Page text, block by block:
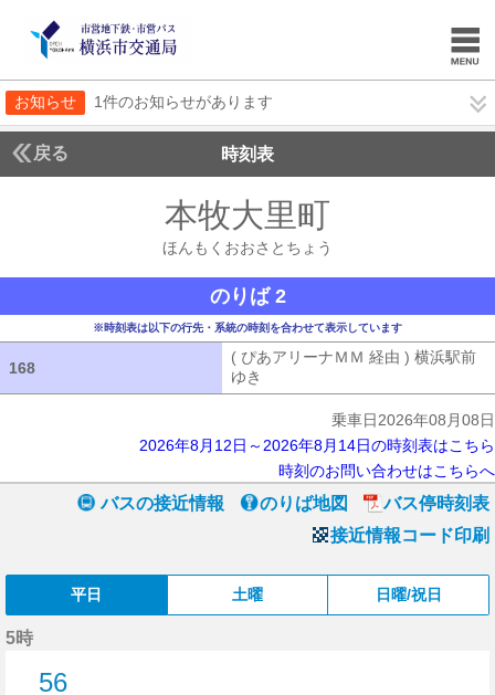
お知らせ 1件のお知らせがあります
戻る 時刻表
本牧大里町
ほんもくおおさとちょう
のりば 2
※時刻表は以下の行先・系統の時刻を合わせて表示しています
168
( ぴあアリーナＭＭ 経由 ) 横浜駅前
ゆき
乗車日2026年08月08日
2026年8月12日～2026年8月14日の時刻表はこちら
時刻のお問い合わせはこちらへ
バスの接近情報 のりば地図
バス停時刻表
接近情報コード印刷
平日 土曜 日曜/祝日
5時
56